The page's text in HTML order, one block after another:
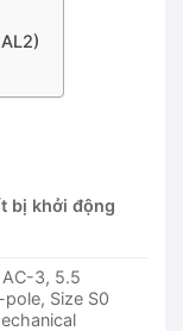
bị khởi động
3, 5.5
Size S0